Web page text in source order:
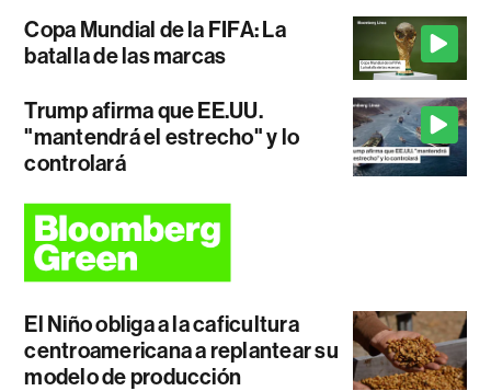
Copa Mundial de la FIFA: La
batalla de las marcas
Trump afirma que EE.UU.
"mantendrá el estrecho" y lo
controlará
El Niño obliga a la caficultura
centroamericana a replantear su
modelo de producción